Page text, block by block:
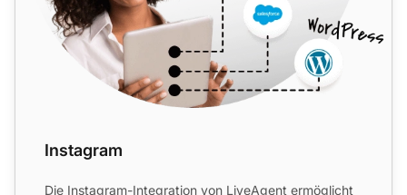
Instagram
Die Instagram-Integration von LiveAgent ermöglicht